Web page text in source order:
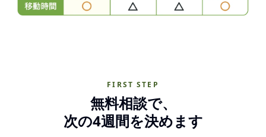
FIRST STEP
無料相談で、
次の4週間を決めます